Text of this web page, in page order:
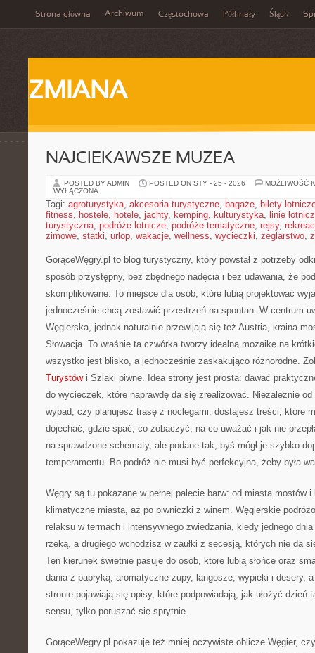
Strona główna Archiwum Częstochowa Półfinały Śląsk
ZMIANA
NAJCIEKAWSZE MUZEA
POSTED BY ADMIN POSTED ON STY - 25 - 2026
MOŻLIWOŚĆ
WYŁĄCZONA
Tagi: agroturystyka, akcesoria turystyczne, bagaże, bilety
fitness, hostele, hotele, jachty, kemping, kulturystyka, linie
turystyczna, podróże lotnicze, podróże tematyczne, rejsy,
zimowe, statki, urlop, wakacje, wellness, wycieczki, żeglarstwo,
GorąceWęgry.pl to blog turystyczny, który powstał z potrzeby
sposób przystępny, bez zbędnego nadęcia i bez udawania, że
skomplikowane. To miejsce dla osób, które lubią projektować
jednocześnie chcą zostawić przestrzeń na spontan. W centrum
Węgierska, jednak naturalnie przewijają się też Austria, kraina
Słowacja. To właśnie ta czwórka tworzy idealną mozaikę na
wszystko jest blisko, a jednocześnie zaskakująco różnorodne.
Turystówi Szlaki piwne. Idea strony jest prosta: dawać
do wycieczek, które naprawdę da się zrealizować. Niezależnie
wypad, czy planujesz trasę z noclegami, dostajesz treści, które
dojechać, gdzie spać, co zobaczyć, na co uważać i jak nie
na sprawdzone schematy, ale podane tak, byś mógł je szybko
temperamentu. Bo podróż nie musi być perfekcyjna, żeby była
Węgry są tu pokazane w pełnej palecie barw: od miasta mostów
klimatyczne miasta, aż po piwniczki z winem. Węgierskie
relaksu w termach i intensywnego zwiedzania, kiedy jednego dnia
rzeką, a drugiego wchodzisz w zaułki z secesją, których nie da
Ten kierunek świetnie pasuje do osób, które lubią słońce oraz
dania z papryką, aromatyczne zupy, langosze, wypieki i desery,
stronie pojawiają się opisy, które podpowiadają, jak ułożyć dzień
sensu, tylko poruszać się sprytnie.
GorąceWęgry.pl pokazuje też mniej oczywiste oblicze Węgier,